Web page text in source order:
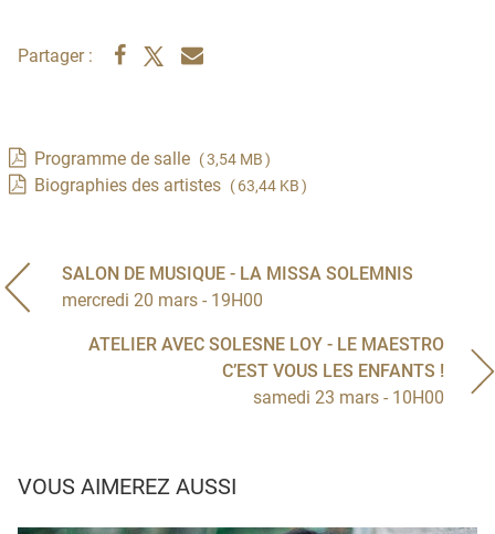
Partager :
Programme de salle ( 3,54 MB )
Biographies des artistes ( 63,44 KB )
SALON DE MUSIQUE - LA MISSA SOLEMNIS
mercredi 20 mars - 19H00
ATELIER AVEC SOLESNE LOY - LE MAESTRO
C’EST VOUS LES ENFANTS !
samedi 23 mars - 10H00
VOUS AIMEREZ AUSSI